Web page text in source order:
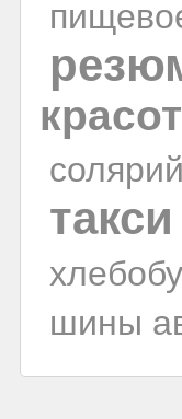
солярий
такси
шины